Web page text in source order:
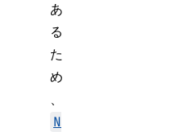
あ
る
た
め
、
N